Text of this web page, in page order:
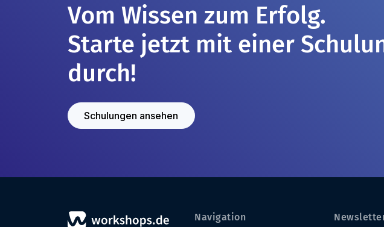
Vom Wissen zum Erfolg.
Starte jetzt mit einer
durch!
Schulungen ansehen
Navigation